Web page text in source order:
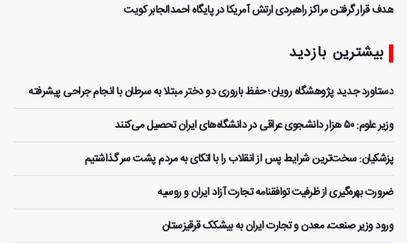
هدف قرار گرفتن مراکز راهبردی ارتش آمریکا در پایگاه احمدالجابر کویت
بیشترین بازدید
دستاورد جدید پژوهشگاه رویان؛ حفظ باروری دو دختر مبتلا به سرطان با انجام جراحی پیشرفته
وزیر علوم: ۵۰ هزار دانشجوی عراقی در دانشگاه‌های ایران تحصیل می‌کنند
پزشکیان: سخت‌ترین شرایط پس از انقلاب را با اتکای به مردم پشت سر گذاشتیم
ضرورت بهره‌گیری از ظرفیت توافقنامه تجارت آزاد ایران و روسیه
ورود وزیر صنعت، معدن و تجارت ایران به بیشکک قرقیزستان